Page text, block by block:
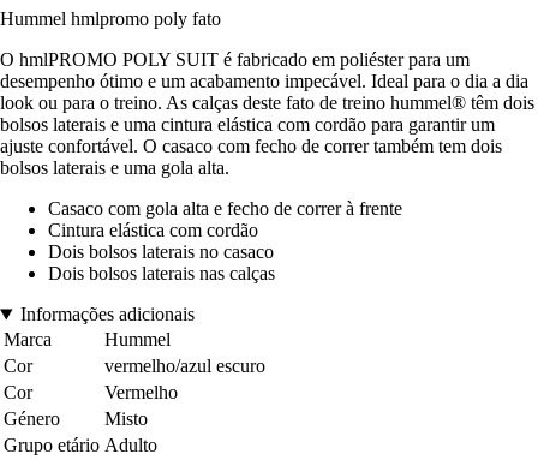
Hummel hmlpromo poly fato
O hmlPROMO POLY SUIT é fabricado em poliéster para um
desempenho ótimo e um acabamento impecável. Ideal para o dia a dia
look ou para o treino. As calças deste fato de treino hummel® têm dois
bolsos laterais e uma cintura elástica com cordão para garantir um
ajuste confortável. O casaco com fecho de correr também tem dois
bolsos laterais e uma gola alta.
Casaco com gola alta e fecho de correr à frente
Cintura elástica com cordão
Dois bolsos laterais no casaco
Dois bolsos laterais nas calças
Informações adicionais
Marca
Hummel
Cor
vermelho/azul escuro
Cor
Vermelho
Género
Misto
Grupo etário Adulto